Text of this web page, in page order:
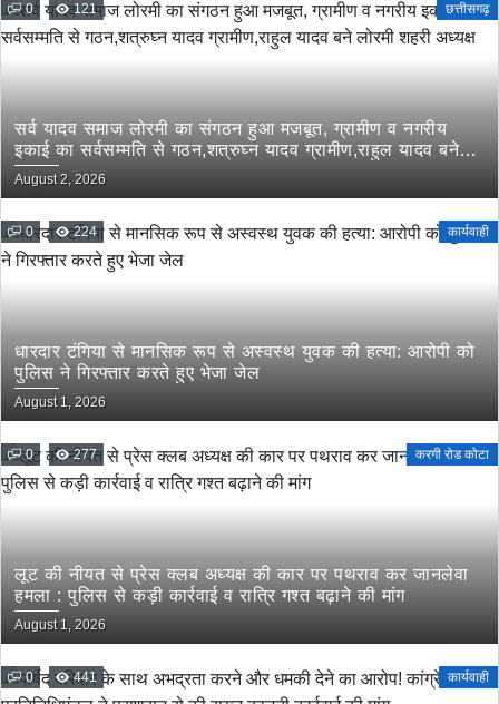
0 121 छत्तीसगढ़
सर्व यादव समाज लोरमी का संगठन हुआ मजबूत, ग्रामीण व नगरीय
इकाई का सर्वसम्मति से गठन,शत्रुघ्न यादव ग्रामीण,राहुल यादव बने
लोरमी शहरी अध्यक्ष
August 2, 2026
0 224 कार्यवाही
धारदार टंगिया से मानसिक रूप से अस्वस्थ युवक की हत्या: आरोपी को
पुलिस ने गिरफ्तार करते हुए भेजा जेल
August 1, 2026
0 277 करगी रोड कोटा
लूट की नीयत से प्रेस क्लब अध्यक्ष की कार पर पथराव कर जानलेवा
हमला : पुलिस से कड़ी कार्रवाई व रात्रि गश्त बढ़ाने की मांग
August 1, 2026
0 441 कार्यवाही